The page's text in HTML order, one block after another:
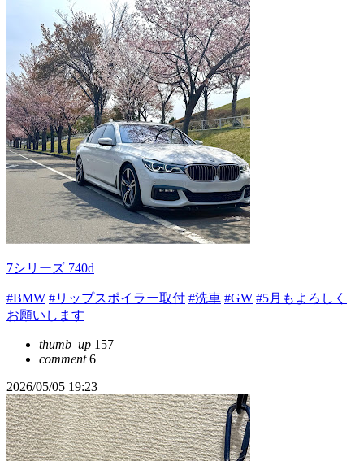
7シリーズ 740d
#BMW #リップスポイラー取付 #洗車 #GW #5月もよろしく
お願いします
thumb_up 157
comment6
2026/05/05 19:23